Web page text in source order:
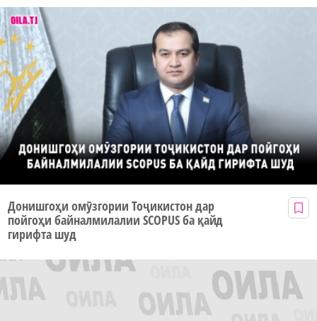
Донишгоҳи омӯзгории Тоҷикистон дар
пойгоҳи байналмилалии SCOPUS ба қайд
гирифта шуд